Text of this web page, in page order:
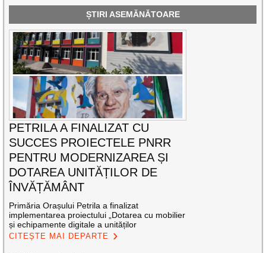
ȘTIRI ASEMĂNĂTOARE
PETRILA A FINALIZAT CU
SUCCES PROIECTELE PNRR
PENTRU MODERNIZAREA ȘI
DOTAREA UNITĂȚILOR DE
ÎNVĂȚĂMÂNT
Primăria Orașului Petrila a finalizat
implementarea proiectului „Dotarea cu mobilier
și echipamente digitale a unităților
CITEȘTE MAI DEPARTE